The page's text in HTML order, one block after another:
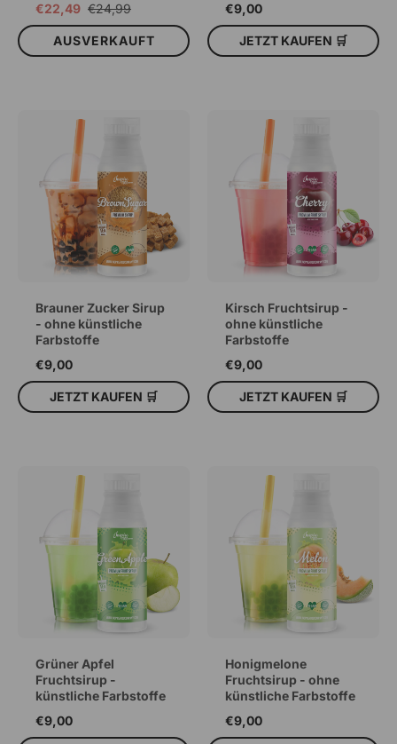
€22,49 €24,99
AUSVERKAUFT
€9,00
JETZT KAUFEN 🛒
IN DEN WARENKORB
Brauner Zucker Sirup
- ohne künstliche
Farbstoffe
€9,00
JETZT KAUFEN 🛒
IN DEN WARENKORB
Kirsch Fruchtsirup -
ohne künstliche
Farbstoffe
€9,00
JETZT KAUFEN 🛒
IN DEN WARENKORB
Grüner Apfel
Fruchtsirup -
künstliche Farbstoffe
€9,00
Honigmelone
Fruchtsirup - ohne
künstliche Farbstoffe
€9,00